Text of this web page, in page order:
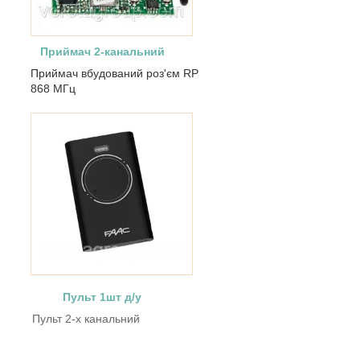
Приймач 2-канальний
Приймач вбудований роз'єм RP
868 МГц
Пульт 1шт д/у
Пульт 2-х канальний